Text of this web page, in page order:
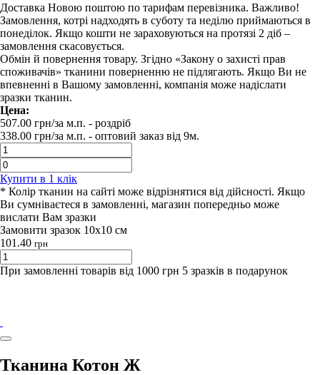
Доставка Новою поштою по тарифам перевізника. Важливо!
Замовлення, котрі надходять в суботу та неділю приймаються в
понеділок. Якщо кошти не зараховуються на протязі 2 діб –
замовлення скасовується.
Обмін й повернення товару. Згідно «Закону о захисті прав
споживачів» тканини поверненню не підлягають. Якщо Ви не
впевненні в Вашому замовленні, компанія може надіслати
зразки тканин.
Цена:
507.00 грн/за м.п. - роздрiб
338.00 грн/за м.п. - оптовий заказ вiд 9м.
Купити в 1 клiк
* Колір тканин на сайті може відрізнятися від дійсності. Якщо
Ви сумніваєтеся в замовленні, магазин попередньо може
вислати Вам зразки
Замовити зразок 10х10 см
101.40 грн
При замовленні товарів від 1000 грн 5 зразків в подарунок
Тканина Котон Ж